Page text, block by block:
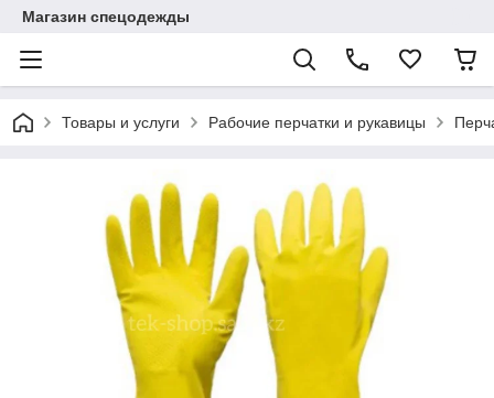
Магазин спецодежды
Товары и услуги Рабочие перчатки и рукавицы